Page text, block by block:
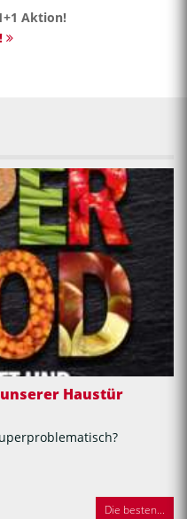
Aktion!
Haustür
Die besten...